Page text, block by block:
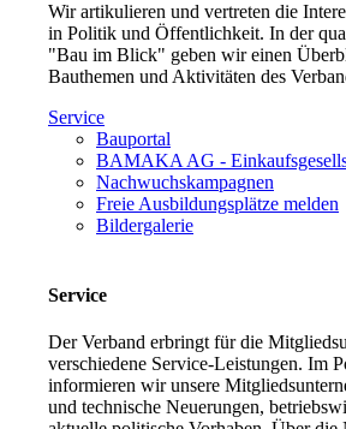
Wir artikulieren und vertreten die
in Politik und Öffentlichkeit. In der
"Bau im Blick" geben wir einen
Bauthemen und Aktivitäten des
Service
Bauportal
BAMAKA AG -
Nachwuchskampagnen
Freie Ausbildungsplätze melden
Bildergalerie
Service
Der Verband erbringt für die
verschiedene Service-Leistungen. Im
informieren wir unsere
und technische Neuerungen,